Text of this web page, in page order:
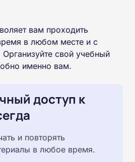
вам проходить
в любом месте и с
свой учебный
именно вам.
доступ к
и повторять
в любое время.